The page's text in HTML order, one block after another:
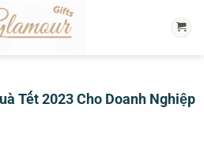
Tết 2023 Cho Doanh Nghiệp